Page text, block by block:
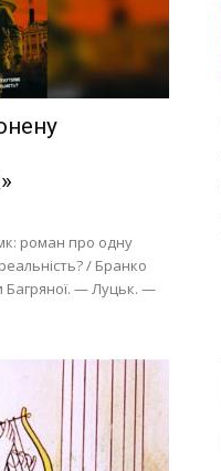
роман про одну
/ Бранко
Багряної. — Луцьк. —